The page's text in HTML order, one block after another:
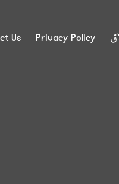
Privacy Policy
Us